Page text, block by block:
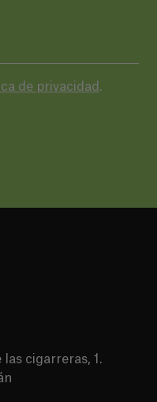
de privacidad .
las cigarreras, 1.